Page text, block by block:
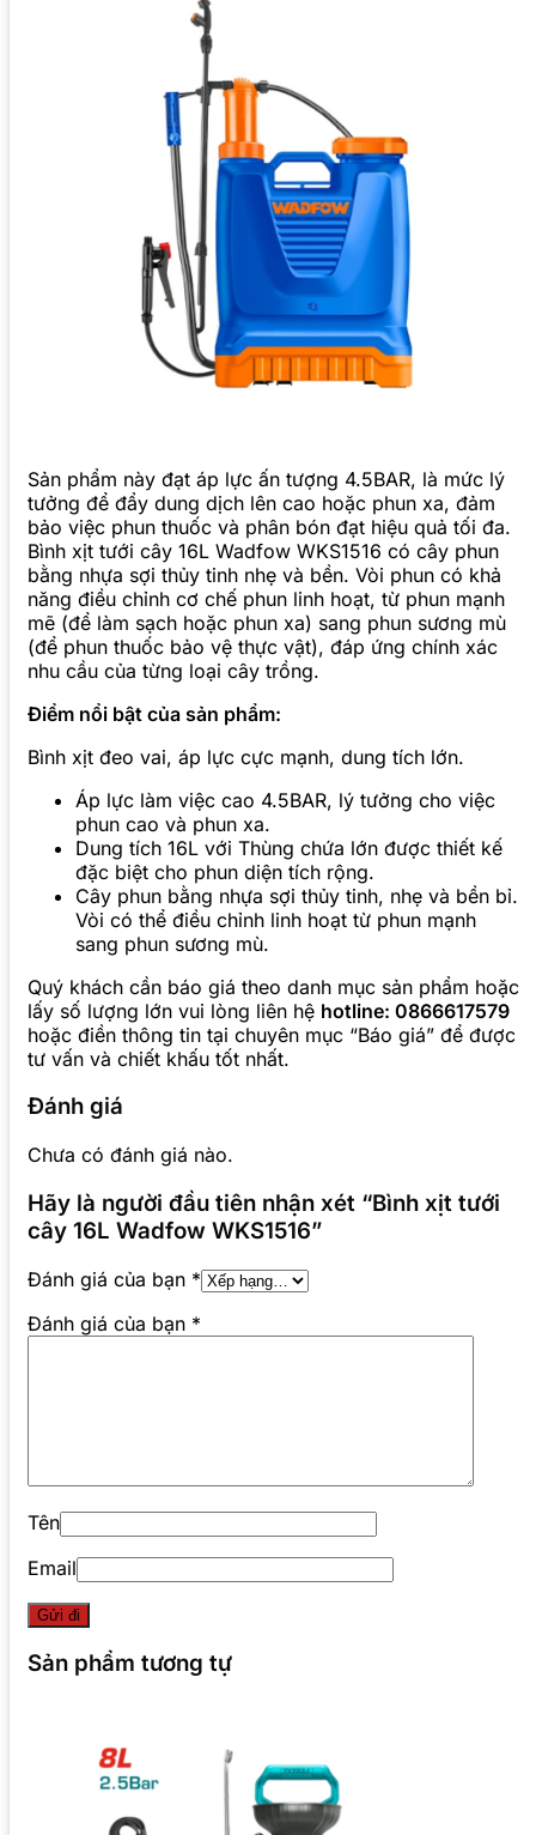
Sản phẩm này đạt áp lực ấn tượng 4.5BAR, là mức lý
tưởng để đẩy dung dịch lên cao hoặc phun xa, đảm
bảo việc phun thuốc và phân bón đạt hiệu quả tối đa.
Bình xịt tưới cây 16L Wadfow WKS1516 có cây phun
bằng nhựa sợi thủy tinh nhẹ và bền. Vòi phun có khả
năng điều chỉnh cơ chế phun linh hoạt, từ phun mạnh
mẽ (để làm sạch hoặc phun xa) sang phun sương mù
(để phun thuốc bảo vệ thực vật), đáp ứng chính xác
nhu cầu của từng loại cây trồng.
Điểm nổi bật của sản phẩm:
Bình xịt đeo vai, áp lực cực mạnh, dung tích lớn.
Áp lực làm việc cao 4.5BAR, lý tưởng cho việc
phun cao và phun xa.
Dung tích 16L với Thùng chứa lớn được thiết kế
đặc biệt cho phun diện tích rộng.
Cây phun bằng nhựa sợi thủy tinh, nhẹ và bền bỉ.
Vòi có thể điều chỉnh linh hoạt từ phun mạnh
sang phun sương mù.
Quý khách cần báo giá theo danh mục sản phẩm hoặc
lấy số lượng lớn vui lòng liên hệ hotline: 0866617579
hoặc điền thông tin tại chuyên mục “Báo giá” để được
tư vấn và chiết khấu tốt nhất.
Đánh giá
Chưa có đánh giá nào.
Hãy là người đầu tiên nhận xét “Bình xịt tưới
cây 16L Wadfow WKS1516”
Đánh giá của bạn *
Đánh giá của bạn *
Tên
Email
Sản phẩm tương tự